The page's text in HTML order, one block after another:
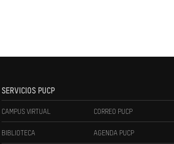
SERVICIOS PUCP
CAMPUS VIRTUAL CORREO PUCP
BIBLIOTECA AGENDA PUCP